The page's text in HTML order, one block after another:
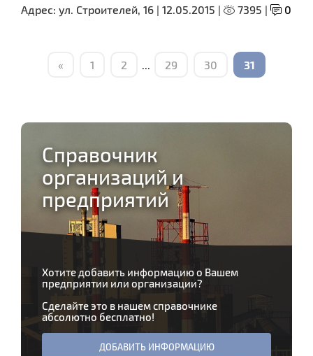
Адрес: ул. Строителей, 16 | 12.05.2015 | 7395 | 0
« 1 2 ... 29 30 31
Справочник
организаций и
предприятий
Хотите добавить информацию о Вашем
предприятии или организации?
Сделайте это в нашем справочнике
абсолютно бесплатно!
ДОБАВИТЬ ИНФОРМАЦИЮ